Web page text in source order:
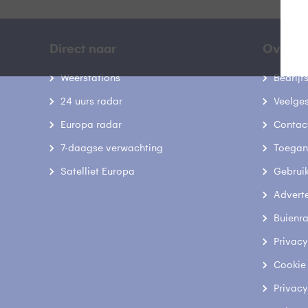
Direct naar
Weerstations
24 uurs radar
Europa radar
7-daagse verwachting
Satelliet Europa
Over